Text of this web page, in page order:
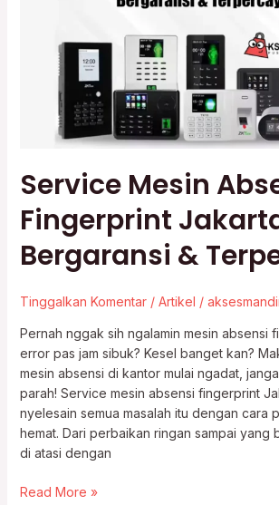
Service Mesin
Fingerprint
Bergaransi &
Tinggalkan Komentar / Artikel /
Pernah nggak sih ngalamin mesin absensi
error pas jam sibuk? Kesel banget kan?
mesin absensi di kantor mulai ngadat,
parah! Service mesin absensi fingerprint
nyelesain semua masalah itu dengan cara
hemat. Dari perbaikan ringan sampai yang
di atasi dengan
Bergaransi
Terpercaya
Read More »